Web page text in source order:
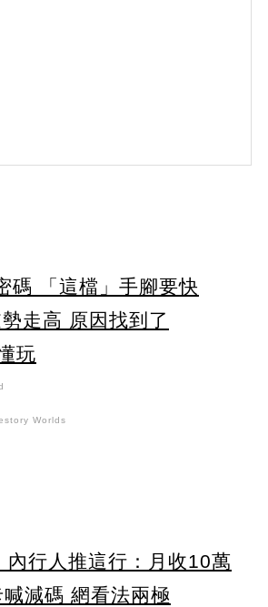
碼 「這檔」手腳要快
走高 原因找到了
玩
Worlds
行人推這行：月收10萬
減碼 網看法兩極